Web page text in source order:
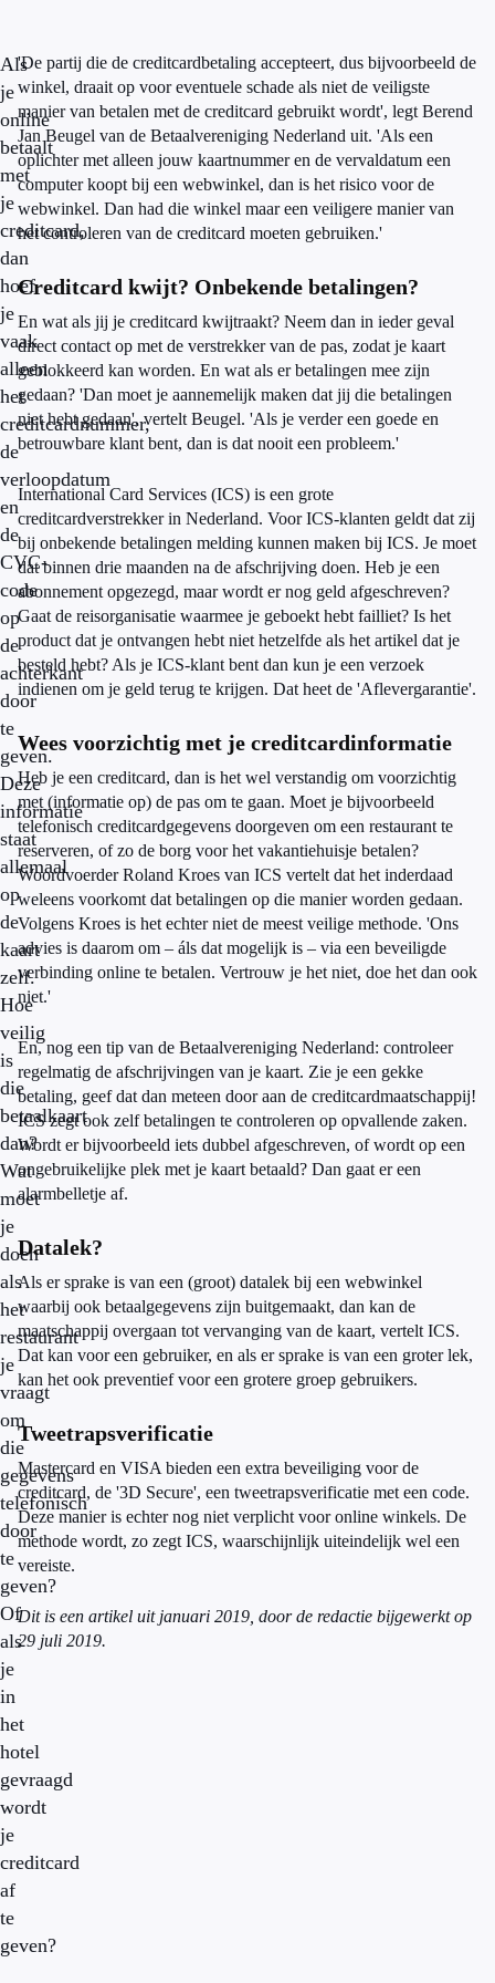
Als
je
online
betaalt
met
je
creditcard,
dan
hoef
je
vaak
alleen
het
creditcardnummer,
de
verloopdatum
en
de
CVC-
code
op
de
achterkant
door
te
geven.
Deze
informatie
staat
allemaal
op
de
kaart
zelf.
Hoe
veilig
is
die
betaalkaart
dan?
Wat
moet
je
doen
als
het
restaurant
je
vraagt
om
die
gegevens
telefonisch
door
te
geven?
Of
als
je
in
het
hotel
gevraagd
wordt
je
creditcard
af
te
geven?
'De partij die de creditcardbetaling accepteert, dus bijvoorbeeld de
winkel, draait op voor eventuele schade als niet de veiligste
manier van betalen met de creditcard gebruikt wordt', legt Berend
Jan Beugel van de Betaalvereniging Nederland uit. 'Als een
oplichter met alleen jouw kaartnummer en de vervaldatum een
computer koopt bij een webwinkel, dan is het risico voor de
webwinkel. Dan had die winkel maar een veiligere manier van
het controleren van de creditcard moeten gebruiken.'
Creditcard kwijt? Onbekende betalingen?
En wat als jij je creditcard kwijtraakt? Neem dan in ieder geval
direct contact op met de verstrekker van de pas, zodat je kaart
geblokkeerd kan worden. En wat als er betalingen mee zijn
gedaan? 'Dan moet je aannemelijk maken dat jij die betalingen
niet hebt gedaan', vertelt Beugel. 'Als je verder een goede en
betrouwbare klant bent, dan is dat nooit een probleem.'
International Card Services (ICS) is een grote
creditcardverstrekker in Nederland. Voor ICS-klanten geldt dat zij
bij onbekende betalingen melding kunnen maken bij ICS. Je moet
dat binnen drie maanden na de afschrijving doen. Heb je een
abonnement opgezegd, maar wordt er nog geld afgeschreven?
Gaat de reisorganisatie waarmee je geboekt hebt failliet? Is het
product dat je ontvangen hebt niet hetzelfde als het artikel dat je
besteld hebt? Als je ICS-klant bent dan kun je een verzoek
indienen om je geld terug te krijgen. Dat heet de 'Aflevergarantie'.
Wees voorzichtig met je creditcardinformatie
Heb je een creditcard, dan is het wel verstandig om voorzichtig
met (informatie op) de pas om te gaan. Moet je bijvoorbeeld
telefonisch creditcardgegevens doorgeven om een restaurant te
reserveren, of zo de borg voor het vakantiehuisje betalen?
Woordvoerder Roland Kroes van ICS vertelt dat het inderdaad
weleens voorkomt dat betalingen op die manier worden gedaan.
Volgens Kroes is het echter niet de meest veilige methode. 'Ons
advies is daarom om – áls dat mogelijk is – via een beveiligde
verbinding online te betalen. Vertrouw je het niet, doe het dan ook
niet.'
En, nog een tip van de Betaalvereniging Nederland: controleer
regelmatig de afschrijvingen van je kaart. Zie je een gekke
betaling, geef dat dan meteen door aan de creditcardmaatschappij!
ICS zegt ook zelf betalingen te controleren op opvallende zaken.
Wordt er bijvoorbeeld iets dubbel afgeschreven, of wordt op een
ongebruikelijke plek met je kaart betaald? Dan gaat er een
alarmbelletje af.
Datalek?
Als er sprake is van een (groot) datalek bij een webwinkel
waarbij ook betaalgegevens zijn buitgemaakt, dan kan de
maatschappij overgaan tot vervanging van de kaart, vertelt ICS.
Dat kan voor een gebruiker, en als er sprake is van een groter lek,
kan het ook preventief voor een grotere groep gebruikers.
Tweetrapsverificatie
Mastercard en VISA bieden een extra beveiliging voor de
creditcard, de '3D Secure', een tweetrapsverificatie met een code.
Deze manier is echter nog niet verplicht voor online winkels. De
methode wordt, zo zegt ICS, waarschijnlijk uiteindelijk wel een
vereiste.
Dit is een artikel uit januari 2019, door de redactie bijgewerkt op
29 juli 2019.